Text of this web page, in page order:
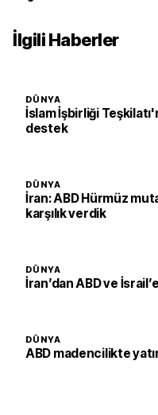
İlgili Haberler
DÜNYA
İslam İşbirliği
destek
DÜNYA
İran: ABD Hürmüz
karşılık verdik
DÜNYA
İran’dan ABD ve
DÜNYA
ABD madencilikte